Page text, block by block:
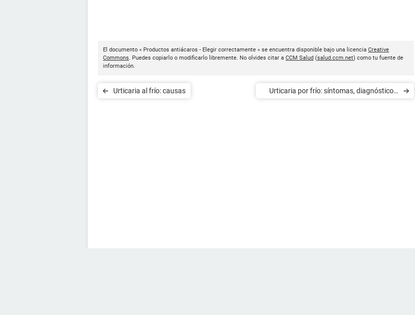
El documento « Productos antiácaros - Elegir correctamente » se encuentra disponible bajo una licencia Creative
Commons. Puedes copiarlo o modificarlo libremente. No olvides citar a CCM Salud (salud.ccm.net) como tu fuente de
información.
Urticaria al frío: causas
Urticaria por frío: síntomas, diagnóstico y